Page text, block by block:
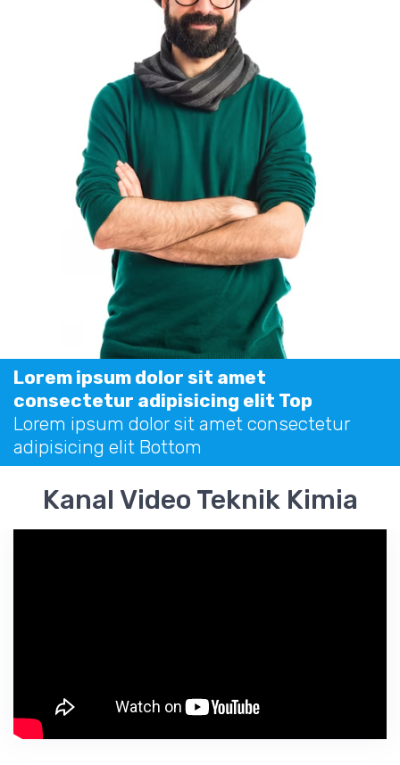
Lorem ipsum dolor sit amet
consectetur adipisicing elit Top
Lorem ipsum dolor sit amet consectetur
adipisicing elit Bottom
Kanal Video Teknik Kimia